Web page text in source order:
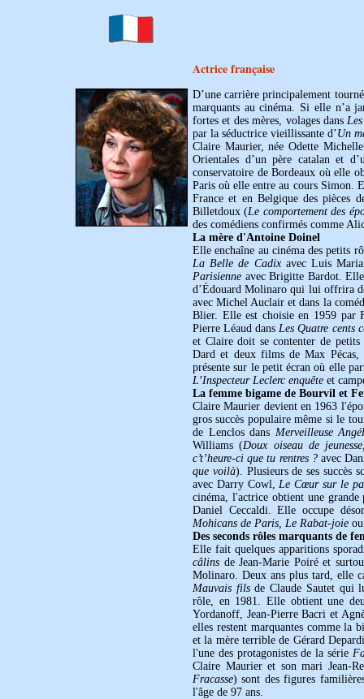
Actrice française
D’une carrière principalement
marquants au cinéma. Si elle n’a
fortes et des mères, volages dans
par la séductrice vieillissante d’Un
Claire Maurier, née Odette
Orientales d’un père catalan et
conservatoire de Bordeaux où elle
Paris où elle entre au cours Simon.
France et en Belgique des pièces
Billetdoux (Le comportement des
des comédiens confirmés comme
La mère d'Antoine Doinel
Elle enchaîne au cinéma des petits
La Belle de Cadixavec Luis
Parisienne avec Brigitte Bardot.
d’Édouard Molinaro qui lui offrira
avec Michel Auclair et dans la
Blier. Elle est choisie en 1959 par
Pierre Léaud dansLes Quatre cents
et Claire doit se contenter de
Dard et deux films de Max Pécas,
présente sur le petit écran où elle
L’Inspecteur Leclerc enquête et
La femme bigame de Bourvil et
Claire Maurier devient en 1963
gros succès populaire même si le
de Lenclos dans Merveilleuse
Williams (Doux oiseau de
c’t’heure-ci que tu rentres ?avec
que voilà). Plusieurs de ses succès
avec Darry Cowl,Le Cœur sur le
cinéma, l'actrice obtient une
Daniel Ceccaldi. Elle occupe
Mohicans de Paris, Le Rabat-joie
Des seconds rôles marquants de
Elle fait quelques apparitions
câlins de Jean-Marie Poiré et
Molinaro. Deux ans plus tard, elle
Mauvais filsde Claude Sautet qui
rôle, en 1981. Elle obtient une
Yordanoff, Jean-Pierre Bacri et
elles restent marquantes comme la
et la mère terrible de Gérard
l'une des protagonistes de la série
Claire Maurier et son mari Jean-
Fracasse) sont des figures
l'âge de 97 ans.